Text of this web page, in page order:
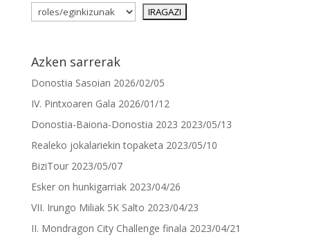
Azken sarrerak
Donostia Sasoian 2026/02/05
IV. Pintxoaren Gala 2026/01/12
Donostia-Baiona-Donostia 2023 2023/05/13
Realeko jokalariekin topaketa 2023/05/10
BiziTour 2023/05/07
Esker on hunkigarriak 2023/04/26
VII. Irungo Miliak 5K Salto 2023/04/23
II. Mondragon City Challenge finala 2023/04/21